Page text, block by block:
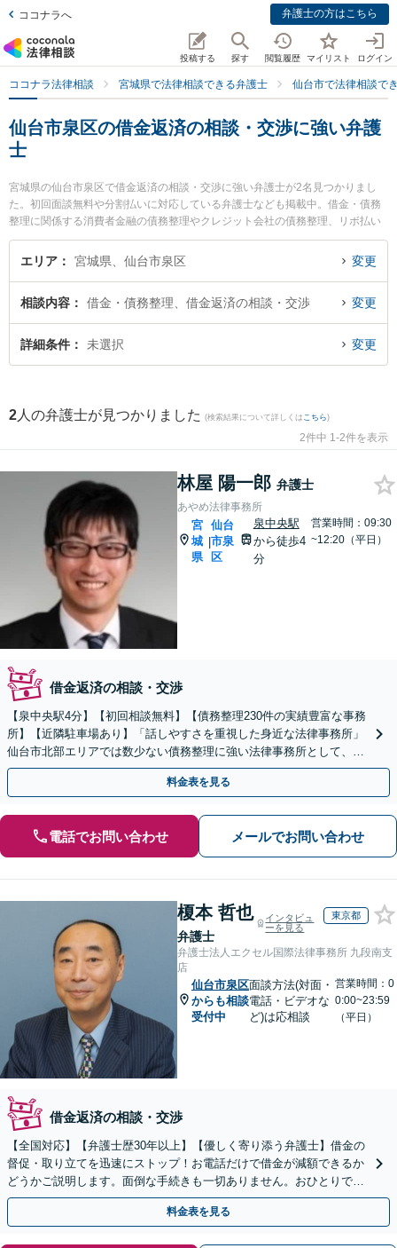
ココナラへ 弁護士の方はこちら
投稿する 探す 閲覧履歴 マイリスト ログイン
ココナラ法律相談 宮城県で法律相談できる弁護士 仙台市で法律相談で
仙台市泉区の借金返済の相談・交渉に強い弁護
士
宮城県の仙台市泉区で借金返済の相談・交渉に強い弁護士が2名見つかりまし
た。初回面談無料や分割払いに対応している弁護士なども掲載中。借金・債務
整理に関係する消費者金融の債務整理やクレジット会社の債務整理、リボ払い
の債務整理等の細かな分野での絞り込み検索もでき便利です。特にあやめ法律
事務所の林屋 陽一郎弁護士やあやめ法律事務所の神坪 浩喜弁護士のプロフィー
い』『借金返済の相談・交渉のトラブル解決の実績豊富な近くの弁護士を検索
したい』『初回相談無料で借金返済の相談・交渉を法律相談できる仙台市泉区
内の弁護士に相談予約したい』などでお困りの相談者さんにおすすめです。
エリア 宮城県、仙台市泉区 変更
相談内容 借金・債務整理、借金返済の相談・交渉 変更
詳細条件 未選択 変更
2 人の弁護士が見つかりました (検索結果について詳しくは こちら)
2件中 1-2件を表示
林屋 陽一郎 弁護士
あやめ法律事務所
宮
城
県
|
仙台
市泉
区
泉中央駅
から徒歩4
分
営業時間：09:30
~12:20（平日）
借金返済の相談・交渉
【泉中央駅4分】【初回相談無料】【債務整理230件の実績豊富な事務
所】【近隣駐車場あり】「話しやすさを重視した身近な法律事務所」
仙台市北部エリアでは数少ない債務整理に強い法律事務所として、地
域の皆さまの経済的再出発を全力で応援いたします。
料金表を見る
電話でお問い合わせ メールでお問い合わせ
榎本 哲也
弁護士
インタビュ
ーを見る
東京都
弁護士法人エクセル国際法律事務所 九段南支
店
仙台市泉区
からも相談
受付中
面談方法(対面・
電話・ビデオな
ど)は応相談
営業時間：0
0:00~23:59
（平日）
借金返済の相談・交渉
【全国対応】【弁護士歴30年以上】【優しく寄り添う弁護士】借金の
督促・取り立てを迅速にストップ！お電話だけで借金が減額できるか
どうかご説明します。面倒な手続きも一切ありません。おひとりで悩
まず、お気軽にご相談ください。【電話相談可】
料金表を見る